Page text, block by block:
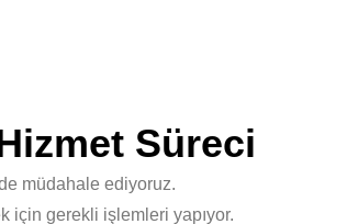
Süreci
müdahale ediyoruz.
için gerekli işlemleri yapıyor.